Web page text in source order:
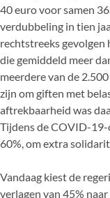
40 euro voor samen
verdubbeling in tien
rechtstreeks
die gemiddeld meer
meerdere van de
zijn om giften met
aftrekbaarheid was
Tijdens de COVID-
60%, om extra
Vandaag kiest de
verlagen van 45%